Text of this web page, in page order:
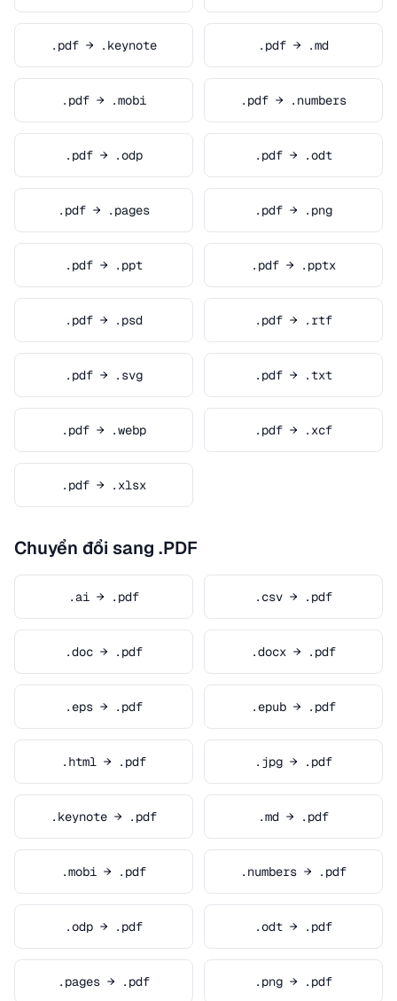
.pdf → .keynote .pdf → .md
.pdf → .mobi .pdf → .numbers
.pdf → .odp .pdf → .odt
.pdf → .pages .pdf → .png
.pdf → .ppt .pdf → .pptx
.pdf → .psd .pdf → .rtf
.pdf → .svg .pdf → .txt
.pdf → .webp .pdf → .xcf
.pdf → .xlsx
Chuyển đổi sang .PDF
.ai → .pdf .csv → .pdf
.doc → .pdf .docx → .pdf
.eps → .pdf .epub → .pdf
.html → .pdf .jpg → .pdf
.keynote → .pdf .md → .pdf
.mobi → .pdf .numbers → .pdf
.odp → .pdf .odt → .pdf
.pages → .pdf .png → .pdf